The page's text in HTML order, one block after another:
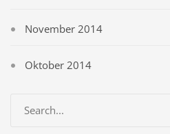
November 2014
Oktober 2014